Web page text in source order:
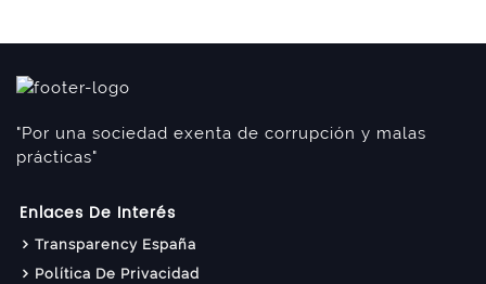
"Por una sociedad exenta de corrupción y malas
prácticas"
Enlaces De Interés
Transparency España
Política De Privacidad